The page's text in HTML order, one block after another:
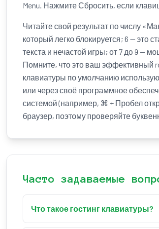
Menu. Нажмите Сбросить, если
Читайте свой результат по числу
который легко блокируется; 6 — это
текста и нечастой игры; от 7 до 9 —
Помните, что это ваш эффективный
клавиатуры по умолчанию
или через своё программное
системой (например, ⌘ + Пробел
браузер, поэтому проверяйте
Часто задаваемые
Что такое гостинг клавиатуры?